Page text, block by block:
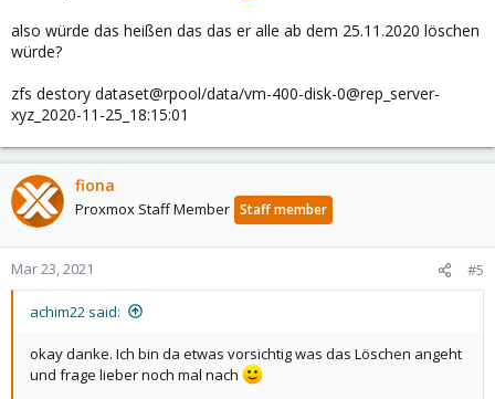
also würde das heißen das das er alle ab dem 25.11.2020 löschen
würde?
zfs destory dataset@rpool/data/vm-400-disk-0@rep_server-
xyz_2020-11-25_18:15:01
fiona
Proxmox Staff Member Staff member
Mar 23, 2021 #5
achim22 said:
okay danke. Ich bin da etwas vorsichtig was das Löschen angeht
und frage lieber noch mal nach